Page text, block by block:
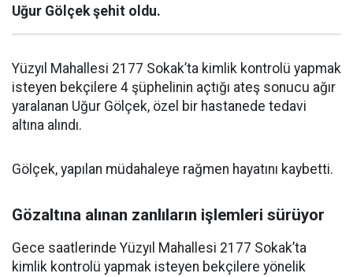
Uğur Gölçek şehit oldu.
Yüzyıl Mahallesi 2177 Sokak’ta kimlik kontrolü yapmak
isteyen bekçilere 4 şüphelinin açtığı ateş sonucu ağır
yaralanan Uğur Gölçek, özel bir hastanede tedavi
altına alındı.
Gölçek, yapılan müdahaleye rağmen hayatını kaybetti.
Gözaltına alınan zanlıların işlemleri sürüyor
Gece saatlerinde Yüzyıl Mahallesi 2177 Sokak’ta
kimlik kontrolü yapmak isteyen bekçilere yönelik